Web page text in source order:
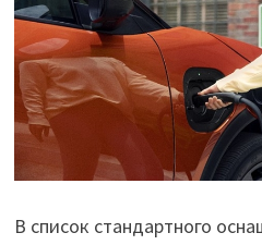
В список стандартного